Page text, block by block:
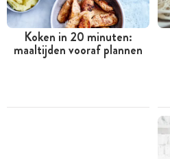
Koken in 20 minuten:
maaltijden vooraf plannen